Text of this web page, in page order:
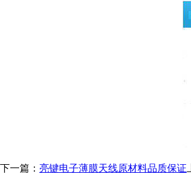
下一篇： 亮键电子薄膜天线原材料品质保证